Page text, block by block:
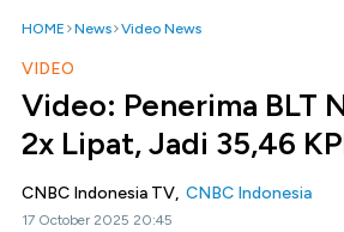
HOME News Video News
VIDEO
Video: Penerima BLT
2x Lipat, Jadi 35,46
CNBC Indonesia TV, CNBC Indonesia
17 October 2025 20:45